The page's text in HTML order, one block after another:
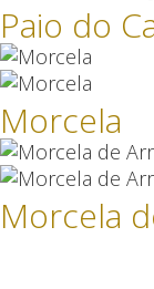
Paio do
Morcela
Morcela